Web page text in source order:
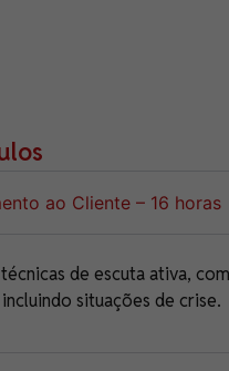
ao Cliente – 16 horas
de escuta ativa,
situações de crise.